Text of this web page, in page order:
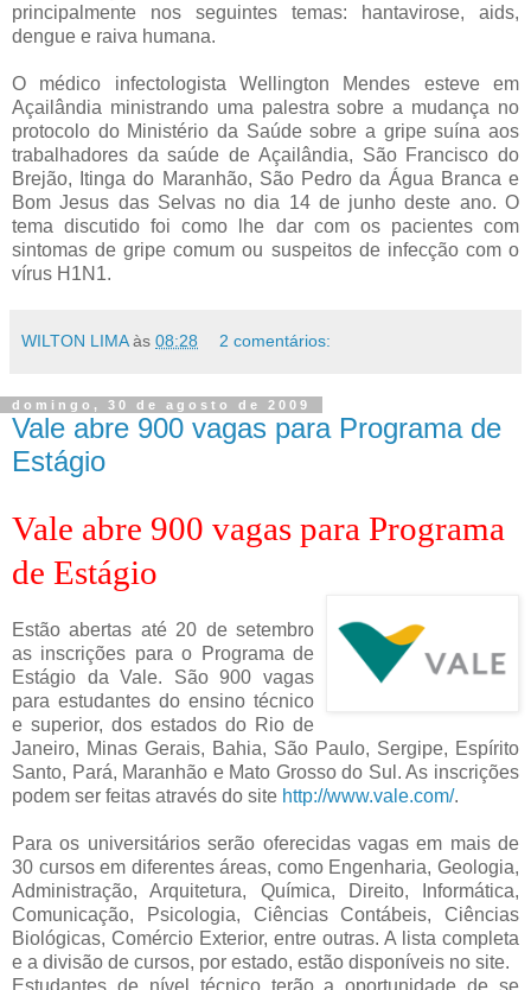
principalmente nos seguintes temas: hantavirose, aids,
dengue e raiva humana.
O médico infectologista Wellington Mendes esteve em
Açailândia ministrando uma palestra sobre a mudança no
protocolo do Ministério da Saúde sobre a gripe suína aos
trabalhadores da saúde de Açailândia, São Francisco do
Brejão, Itinga do Maranhão, São Pedro da Água Branca e
Bom Jesus das Selvas no dia 14 de junho deste ano. O
tema discutido foi como lhe dar com os pacientes com
sintomas de gripe comum ou suspeitos de infecção com o
vírus H1N1.
WILTON LIMA às 08:28 2 comentários:
domingo, 30 de agosto de 2009
Vale abre 900 vagas para Programa de
Estágio
Vale abre 900 vagas para Programa
de Estágio
Estão abertas até 20 de setembro
as inscrições para o Programa de
Estágio da Vale. São 900 vagas
para estudantes do ensino técnico
e superior, dos estados do Rio de
Janeiro, Minas Gerais, Bahia, São Paulo, Sergipe, Espírito
Santo, Pará, Maranhão e Mato Grosso do Sul. As inscrições
podem ser feitas através do site http://www.vale.com/.
Para os universitários serão oferecidas vagas em mais de
30 cursos em diferentes áreas, como Engenharia, Geologia,
Administração, Arquitetura, Química, Direito, Informática,
Comunicação, Psicologia, Ciências Contábeis, Ciências
Biológicas, Comércio Exterior, entre outras. A lista completa
e a divisão de cursos, por estado, estão disponíveis no site.
Estudantes de nível técnico terão a oportunidade de se